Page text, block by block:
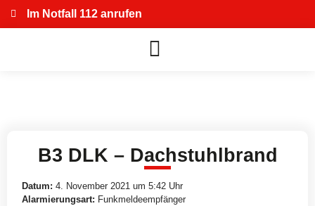
Im Notfall 112 anrufen
B3 DLK – Dachstuhlbrand
Datum: 4. November 2021 um 5:42 Uhr
Alarmierungsart: Funkmeldeempfänger